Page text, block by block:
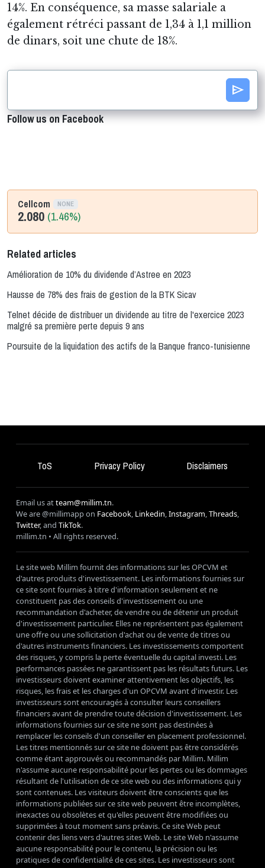
14%. En conséquence, sa masse salariale a
également rétréci passant de 1,34 à 1,1 million
de dinars, soit une chute de 18%.
send
Follow us on Facebook
Cellcom NONE
2.080 (1.46%)
Related articles
Amélioration de 10% du dividende d’Astree en 2023
Hausse de 78% des frais de gestion de la BTK Sicav
Telnet décide de distribuer un dividende au titre de l'exercice 2023
malgré sa première perte depuis 9 ans
Poursuite de la liquidation des actifs de la Banque franco-tunisienne
ToS Privacy Policy Disclaimers
Email us atteam@millim.tn.
We are @millimapp on Facebook, Linkedin,Instagram,Threads,
Twitter, and TikTok.
millim.tn • All rights reserved.
Le site web Millim fournit des informations sur les OPCVM et
d'autres produits d'investissement. Les informations fournies sur
ce site sont fournies à titre d'information seulement et ne
constituent pas des conseils d'investissement ou une
recommandation d'acheter, de vendre ou de détenir un produit
d'investissement particulier. Elles ne représentent pas également
une offre ou une sollicitation d'achat ou de vente de titres ou
d'autres instruments financiers. Les investissements comportent
des risques, y compris la perte éventuelle du capital investi. Les
performances passées ne garantissent pas les résultats futurs. Les
investisseurs doivent examiner attentivement les objectifs, les
risques, les frais et les charges d'un OPCVM avant d'investir. Les
investisseurs sont encouragés à consulter leurs conseillers
financiers avant de prendre toute décision d'investissement. Les
informations fournies sur ce site ne sont pas destinées à
remplacer les conseils d'un conseiller en placement professionnel.
Les titres mentionnés sur ce site ne doivent pas être considérés
comme étant approuvés ou recommandés par Millim. Millim
n'assume aucune responsabilité pour les pertes ou les dommages
résultant de l'utilisation de ce site web ou des informations qui y
sont contenues. Les visiteurs doivent être conscients que les
informations publiées sur ce site web peuvent être incomplètes,
inexactes ou obsolètes et qu'elles peuvent être modifiées ou
supprimées à tout moment sans préavis. Ce site Web peut
contenir des liens vers d'autres sites Web. Le site Web n'assume
aucune responsabilité pour le contenu, la précision ou les
pratiques de confidentialité de ces sites. Les investisseurs sont